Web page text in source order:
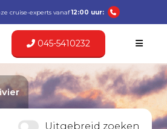
cruise-experts vanaf12:00 uur:
045-5410232